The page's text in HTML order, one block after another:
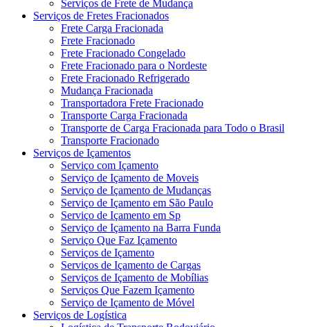
Serviços de Frete de Mudança
Serviços de Fretes Fracionados
Frete Carga Fracionada
Frete Fracionado
Frete Fracionado Congelado
Frete Fracionado para o Nordeste
Frete Fracionado Refrigerado
Mudança Fracionada
Transportadora Frete Fracionado
Transporte Carga Fracionada
Transporte de Carga Fracionada para Todo o Brasil
Transporte Fracionado
Serviços de Içamentos
Serviço com Içamento
Serviço de Içamento de Moveis
Serviço de Içamento de Mudanças
Serviço de Içamento em São Paulo
Serviço de Içamento em Sp
Serviço de Içamento na Barra Funda
Serviço Que Faz Içamento
Serviços de Içamento
Serviços de Içamento de Cargas
Serviços de Içamento de Mobílias
Serviços Que Fazem Içamento
Serviço de Içamento de Móvel
Serviços de Logística